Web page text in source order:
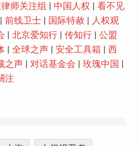
师关注组 | 中国人权 | 看不见
前线卫士| 国际特赦 | 人权观
| 北京爱知行| 传知行| 公盟
| 全球之声| 安全工具箱 | 西
之声| 对话基金会 | 玫瑰中国 |
注